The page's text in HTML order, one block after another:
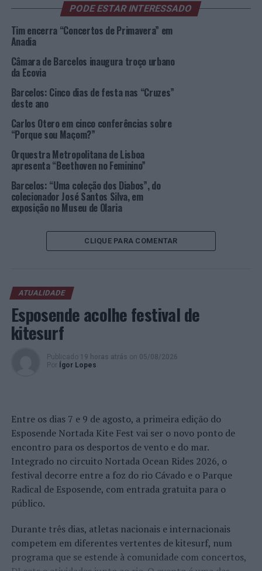
(Foto:
CMB)
Na categoria “Revelação”, Pedro Macedo venceu o
prémio na categoria artesanato contemporâneo,
enquanto Daniel Alonso arrecadou o prémio revelação
No que respeita à distinção do Prémio Inovação, o 1º
lugar coube a Cristiana Sá (Pasta de Papel), na 2ª
posição ficou Mina Gallos (Figurado) e o 3º posto foi
para o artesão Testa (Ferro).
Irmãos Baraça, que arrecadaram o Prémio Melhor
seguidos da TerradoGallo, no segundo lugar, e E.F. na 3ª
Num recinto lotado, e com a participação da Orquestra
homenagem, a título póstumo, à artesã Maria Inês
Ferreira (Bordado de Crivo), que faleceu no ano passado.
“Expressão máxima, pura e genuína” da identidade e
cultura do concelho
Na cerimónia de entrega dos galardões, o Presidente da
Barcelos é “expressão máxima, pura e genuína” da
identidade e cultura do concelho.
Dirigindo-se à juventude, Mário Constantino Lopes
referiu que “é importante que os jovens não tenham
medo, que saibam ousar, que vão à procura dos seus
sonhos e das suas convicções”, dando o exemplo dos
trabalho do Pedro e do Daniel, percebemos que há
muitos jovens a acreditar nas suas potencialidades e a
esforçarem-se para conseguirem seguir os seus sonhos.
PODE ESTAR INTERESSADO
Tim encerra “Concertos de Primavera” em
Anadia
Câmara de Barcelos inaugura troço urbano
da Ecovia
Barcelos: Cinco dias de festa nas “Cruzes”
deste ano
Carlos Otero em cinco conferências sobre
“Porque sou Maçom?”
Orquestra Metropolitana de Lisboa
apresenta “Beethoven no Feminino”
Barcelos: “Uma coleção dos Diabos”, do
colecionador José Santos Silva, em
exposição no Museu de Olaria
CLIQUE PARA COMENTAR
ATUALIDADE
Esposende acolhe festival de
kitesurf
Publicado 19 horas atrás on 05/08/2026
Por
Ígor Lopes
Entre os dias 7 e 9 de agosto, a primeira edição do
Esposende Nortada Kite Fest vai ser o novo ponto de
encontro para os desportos de vento e do mar.
Integrado no circuito Nortada Ocean Rides 2026, o
festival decorre entre a foz do rio Cávado e o Parque
Radical de Esposende, com entrada gratuita para o
público.
Durante três dias, atletas nacionais e internacionais
competem em diferentes vertentes de kitesurf, num
programa que se estende à comunidade com concertos,